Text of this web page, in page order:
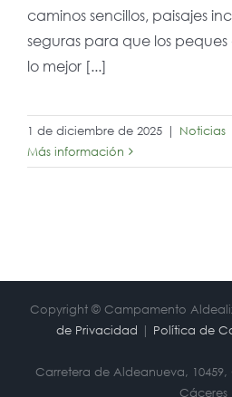
caminos sencillos, paisajes
seguras para que los peques
lo mejor [...]
1 de diciembre de 2025 | Noticias
Más información
Copyright © Campamento
de Privacidad | Política de
Carretera de Aldeanueva,
Cáceres